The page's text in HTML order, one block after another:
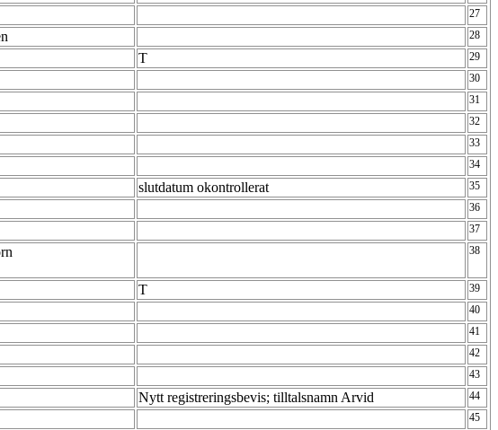
27
28
T 29
30
31
32
33
34
slutdatum okontrollerat 35
36
37
38
T 39
40
41
42
43
Nytt registreringsbevis; tilltalsnamn Arvid 44
45